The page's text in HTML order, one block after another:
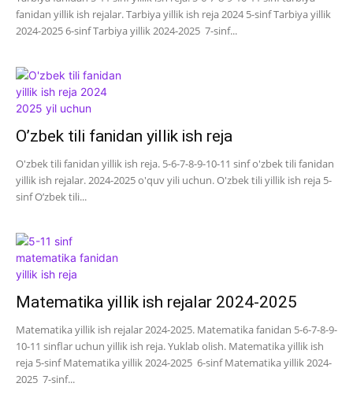
fanidan yillik ish rejalar. Tarbiya yillik ish reja 2024 5-sinf Tarbiya yillik
2024-2025 6-sinf Tarbiya yillik 2024-2025 7-sinf...
O’zbek tili fanidan yillik ish reja
O'zbek tili fanidan yillik ish reja. 5-6-7-8-9-10-11 sinf o'zbek tili fanidan
yillik ish rejalar. 2024-2025 o'quv yili uchun. O'zbek tili yillik ish reja 5-
sinf O’zbek tili...
Matematika yillik ish rejalar 2024-2025
Matematika yillik ish rejalar 2024-2025. Matematika fanidan 5-6-7-8-9-
10-11 sinflar uchun yillik ish reja. Yuklab olish. Matematika yillik ish
reja 5-sinf Matematika yillik 2024-2025 6-sinf Matematika yillik 2024-
2025 7-sinf...